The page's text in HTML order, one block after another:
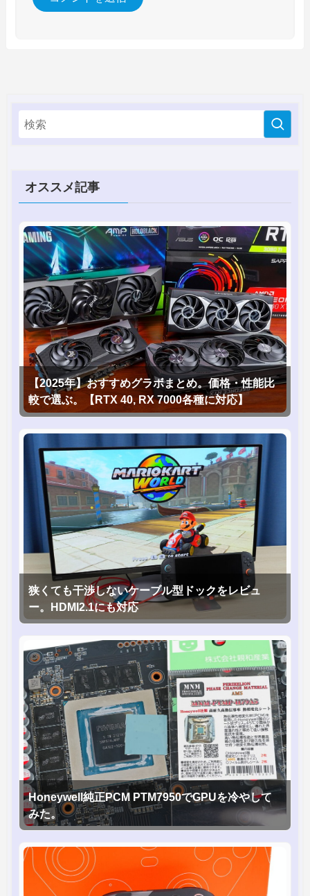
オススメ記事
【2025年】おすすめグラボまとめ。価格・性能比
較で選ぶ。【RTX 40, RX 7000各種に対応】
狭くても干渉しないケーブル型ドックをレビュ
ー。HDMI2.1にも対応
Honeywell純正PCM PTM7950でGPUを冷やして
みた。